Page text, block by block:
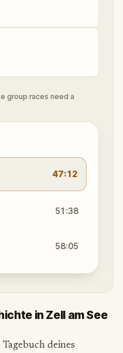
group races need a
47:12
51:38
58:05
in Zell am See
deines